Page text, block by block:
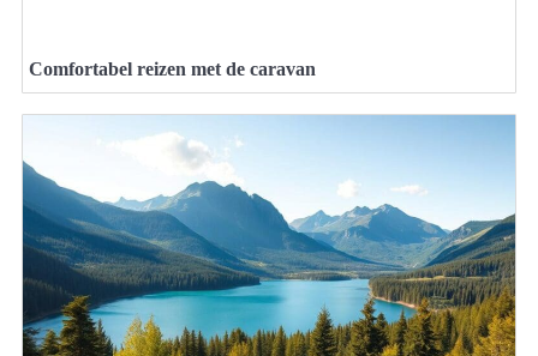
Comfortabel reizen met de caravan